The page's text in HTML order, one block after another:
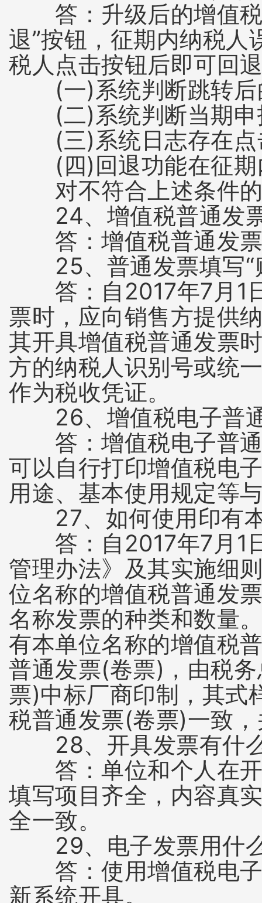
答：升级后的增值税
退”按钮，征期内纳税人
税人点击按钮后即可回
(一)系统判断跳转后
(二)系统判断当期申
(三)系统日志存在点
(四)回退功能在征期
对不符合上述条件的
24、增值税普通发
答：增值税普通发票
25、普通发票填写“
答：自2017年7月1日
票时，应向销售方提供
其开具增值税普通发票
方的纳税人识别号或统
作为税收凭证。
26、增值税电子普通
答：增值税电子普通
可以自行打印增值税电
用途、基本使用规定等
27、如何使用印有本
答：自2017年7月1日
管理办法》及其实施细
位名称的增值税普通发
名称发票的种类和数量
有本单位名称的增值税
普通发票(卷票)，由税
票)中标厂商印制，其式
税普通发票(卷票)一致
28、开具发票有什
答：单位和个人在开
填写项目齐全，内容真
全一致。
29、电子发票用什
答：使用增值税电子
新系统开具。